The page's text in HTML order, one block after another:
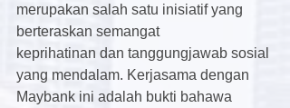
merupakan salah satu inisiatif yang
berteraskan semangat
keprihatinan dan tanggungjawab sosial
yang mendalam. Kerjasama dengan
Maybank ini adalah bukti bahawa